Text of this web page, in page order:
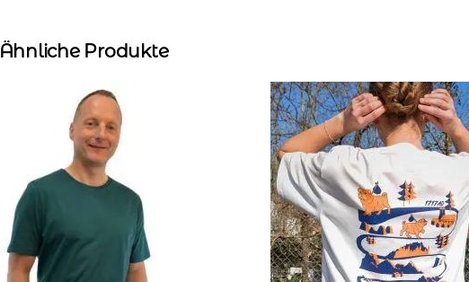
Ähnliche Produkte